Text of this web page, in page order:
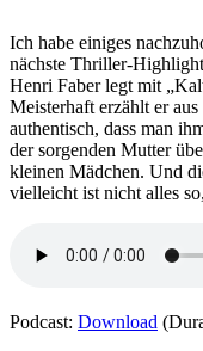
Ich habe einiges
nächste Thriller-
Henri Faber legt mit
Meisterhaft erzählt er
authentisch, dass man
der sorgenden Mutter
kleinen Mädchen. Und
vielleicht ist nicht alles
Podcast: Download